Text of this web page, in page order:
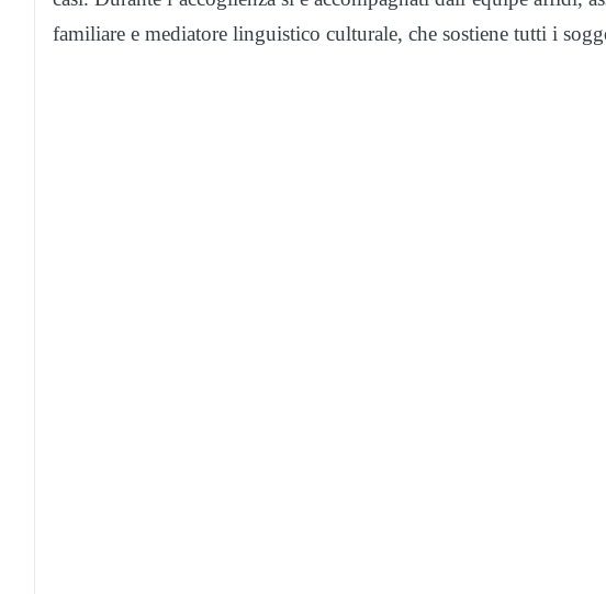
familiare e mediatore linguistico culturale, che sostiene tutti i